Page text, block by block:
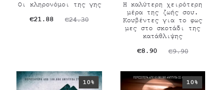
Οι κληρονόμοι της γης
€24.30
Original
€21.88
Η
€21.88.
Η καλύτερη χειρότερη
μέρα της ζωής σου.
Κουβέντες για το φως
μες στο σκοτάδι της
κατάθλιψης
€9.90
Original
was:
€8.90
Η
τιμή
10% 10%